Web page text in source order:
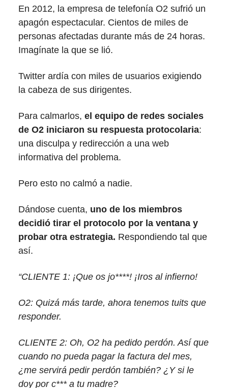
En 2012, la empresa de telefonía O2 sufrió un
apagón espectacular. Cientos de miles de
personas afectadas durante más de 24 horas.
Imagínate la que se lió.
Twitter ardía con miles de usuarios exigiendo
la cabeza de sus dirigentes.
Para calmarlos, el equipo de redes sociales
de O2 iniciaron su respuesta protocolaria:
una disculpa y redirección a una web
informativa del problema.
Pero esto no calmó a nadie.
Dándose cuenta, uno de los miembros
decidió tirar el protocolo por la ventana y
probar otra estrategia. Respondiendo tal que
así.
“CLIENTE 1: ¡Que os jo****! ¡Iros al infierno!
O2: Quizá más tarde, ahora tenemos tuits que
responder.
CLIENTE 2: Oh, O2 ha pedido perdón. Así que
cuando no pueda pagar la factura del mes,
¿me servirá pedir perdón también? ¿Y si le
doy por c*** a tu madre?